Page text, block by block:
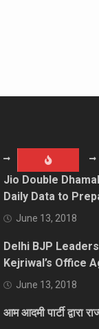
Jio Double
Daily Data to
June 13, 2018
Delhi BJP
Kejriwal’s Office
June 13, 2018
आम आदमी पार्टी द्वारा